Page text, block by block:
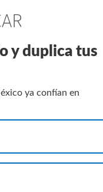
y duplica tus
ya confían en